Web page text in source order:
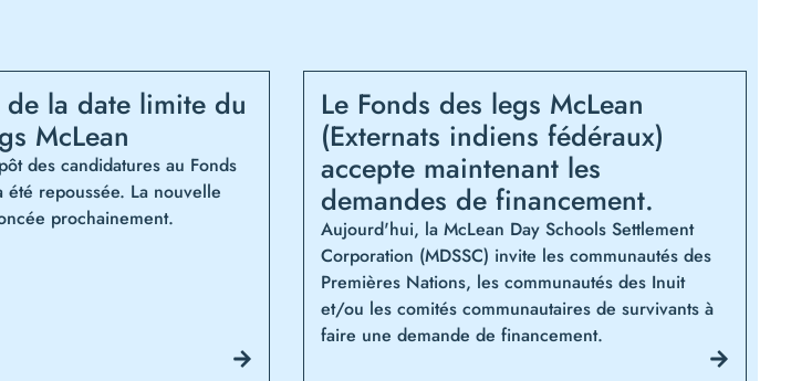
la date limite du
McLean
des candidatures au Fonds
repoussée. La nouvelle
prochainement.
Le Fonds des legs McLean
(Externats indiens fédéraux)
accepte maintenant les
demandes de financement.
Aujourd'hui, la McLean Day Schools Settlement
Corporation (MDSSC) invite les communautés des
Premières Nations, les communautés des Inuit
et/ou les comités communautaires de survivants à
faire une demande de financement.